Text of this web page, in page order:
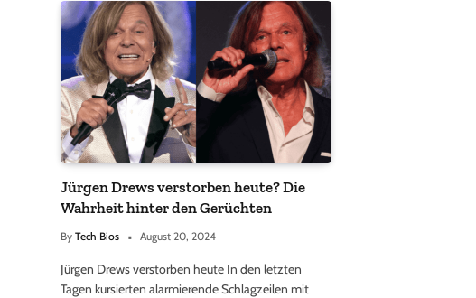
Jürgen Drews verstorben heute? Die
Wahrheit hinter den Gerüchten
By Tech Bios August 20, 2024
Jürgen Drews verstorben heute In den letzten
Tagen kursierten alarmierende Schlagzeilen mit